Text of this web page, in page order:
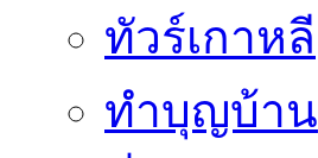
ทัวร์เกาหลี
ทำบุญบ้าน